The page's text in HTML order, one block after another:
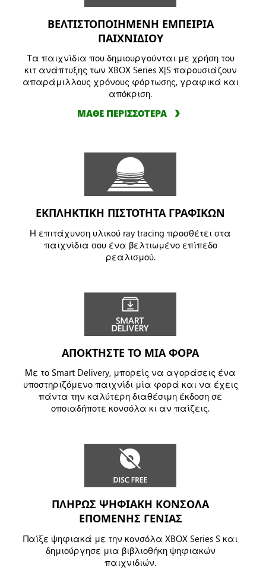
ΒΕΛΤΙΣΤΟΠΟΙΗΜΕΝΗ ΕΜΠΕΙΡΙΑ
ΠΑΙΧΝΙΔΙΟΥ
Τα παιχνίδια που δημιουργούνται με χρήση του
κιτ ανάπτυξης των XBOX Series X|S παρουσιάζουν
απαράμιλλους χρόνους φόρτωσης, γραφικά και
απόκριση.
ΜΑΘΕ ΠΕΡΙΣΣΟΤΕΡΑ
ΕΚΠΛΗΚΤΙΚΗ ΠΙΣΤΟΤΗΤΑ ΓΡΑΦΙΚΩΝ
Η επιτάχυνση υλικού ray tracing προσθέτει στα
παιχνίδια σου ένα βελτιωμένο επίπεδο
ρεαλισμού.
ΑΠΟΚΤΗΣΤΕ ΤΟ ΜΙΑ ΦΟΡΑ
Με το Smart Delivery, μπορείς να αγοράσεις ένα
υποστηριζόμενο παιχνίδι μία φορά και να έχεις
πάντα την καλύτερη διαθέσιμη έκδοση σε
οποιαδήποτε κονσόλα κι αν παίζεις.
ΠΛΗΡΩΣ ΨΗΦΙΑΚΗ ΚΟΝΣΟΛΑ
ΕΠΟΜΕΝΗΣ ΓΕΝΙΑΣ
Παίξε ψηφιακά με την κονσόλα XBOX Series S και
δημιούργησε μια βιβλιοθήκη ψηφιακών
παιχνιδιών.